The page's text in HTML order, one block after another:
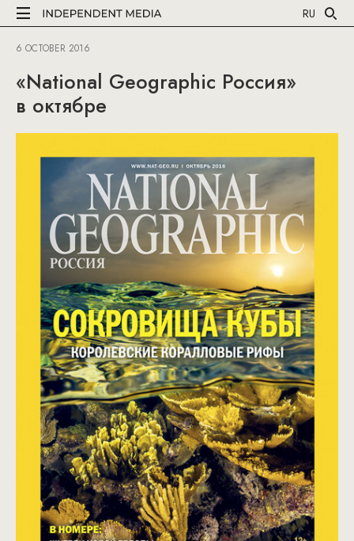
RU
6 OCTOBER 2016
«National Geographic Россия»
в октябре